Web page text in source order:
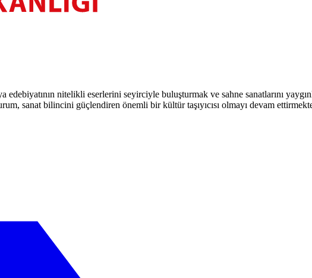
nitelikli eserlerini seyirciyle buluşturmak ve sahne sanatlarını
sanat bilincini güçlendiren önemli bir kültür taşıyıcısı olmayı devam